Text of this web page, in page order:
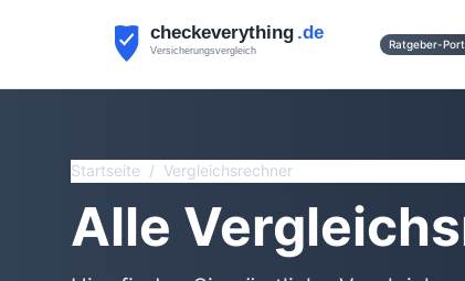
Ratgeber-
Startseite / Vergleichsrechner
Alle